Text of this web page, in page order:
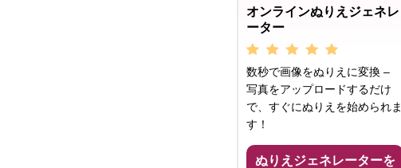
オンラインぬりえジェネレ
ーター
数秒で画像をぬりえに変換 –
写真をアップロードするだけ
で、すぐにぬりえを始められま
す！
ぬりえジェネレーターを